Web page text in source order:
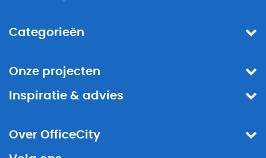
Categorieën
Onze projecten
Inspiratie & advies
Over OfficeCity